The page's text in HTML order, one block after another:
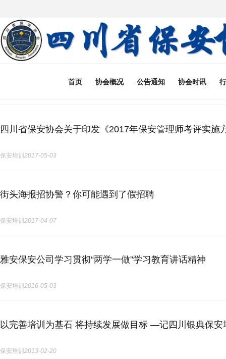
首页 协会概况 公告通知 协会时讯
四川省保安协会关于印发《2017年保安管理师考评实施
保安培训 2017-05-03
街头海报招协警？你可能遇到了假招聘
保安培训 2017-04-07
雅安保安公司学习贯彻“两学一做”学习教育讲话精神
保安培训 2016-05-03
以完善培训为基石 将持续发展做目标 —记四川银典保安
保安培训 2013-02-20